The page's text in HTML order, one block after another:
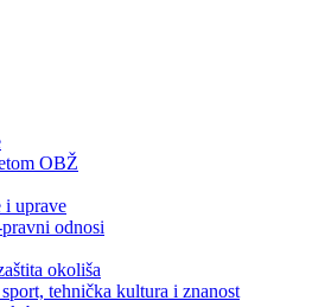
OBŽ
i uprave
odnosi
okoliša
tehnička kultura i znanost